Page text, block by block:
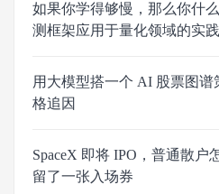
如果你学得够慢，那么你什
测框架应用于量化领域的实践
用大模型搭一个 AI 股票图
格追因
SpaceX 即将 IPO，普通散
留了一张入场券